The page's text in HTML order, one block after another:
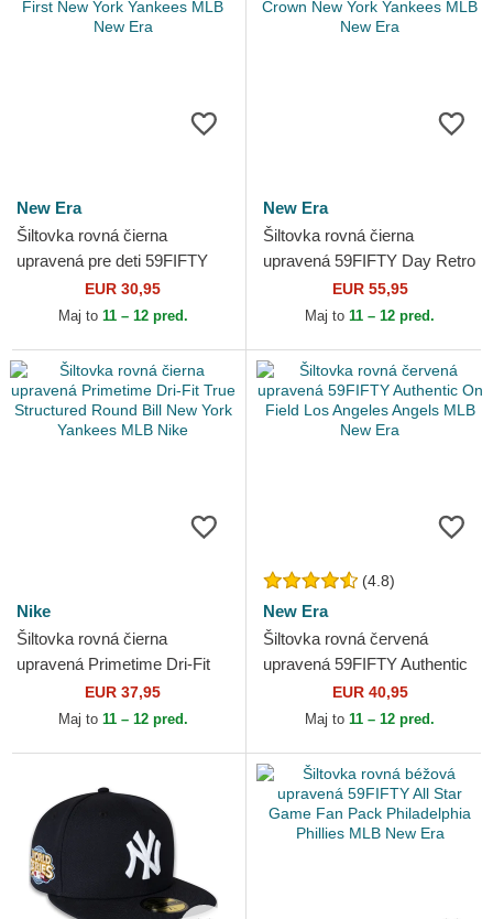
New Era
Šiltovka rovná čierna
upravená pre deti 59FIFTY
My First New York Yankees
MLB New Era
EUR 30,95
Maj to 11 – 12 pred.
New Era
Šiltovka rovná čierna
upravená 59FIFTY Day Retro
Crown New York Yankees
MLB New Era
EUR 55,95
Maj to 11 – 12 pred.
Nike
Šiltovka rovná čierna
upravená Primetime Dri-Fit
True Structured Round Bill
New York Yankees MLB...
EUR 37,95
Maj to 11 – 12 pred.
(4.8)
New Era
Šiltovka rovná červená
upravená 59FIFTY Authentic
On Field Los Angeles Angels
MLB New Era
EUR 40,95
Maj to 11 – 12 pred.